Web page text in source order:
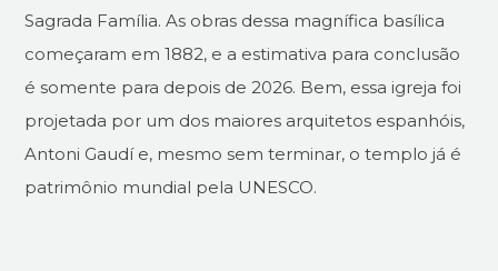
Sagrada Família. As obras dessa magnífica basílica
começaram em 1882, e a estimativa para conclusão
é somente para depois de 2026. Bem, essa igreja foi
projetada por um dos maiores arquitetos espanhóis,
Antoni Gaudí e, mesmo sem terminar, o templo já é
patrimônio mundial pela UNESCO.